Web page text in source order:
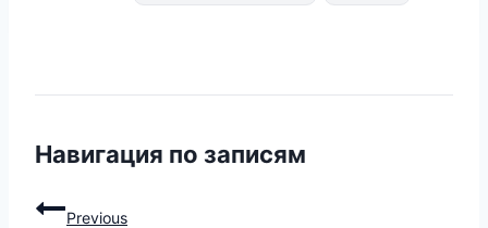
Навигация по записям
Previous